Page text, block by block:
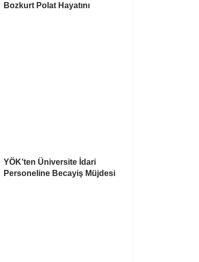
Bozkurt Polat Hayatını
YÖK’ten Üniversite İdari
Personeline Becayiş Müjdesi